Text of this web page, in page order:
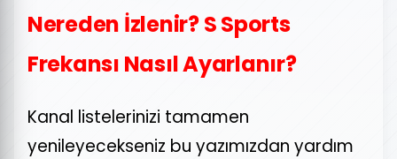
Nereden İzlenir? S Sports
Frekansı Nasıl Ayarlanır?
Kanal listelerinizi tamamen
yenileyecekseniz bu yazımızdan yardım